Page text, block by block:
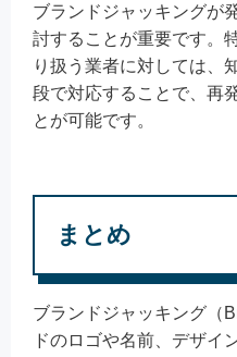
ブランドジャッキングが
討することが重要です。
り扱う業者に対しては、
段で対応することで、再
とが可能です。
まとめ
ブランドジャッキング（
ドのロゴや名前、デザイ